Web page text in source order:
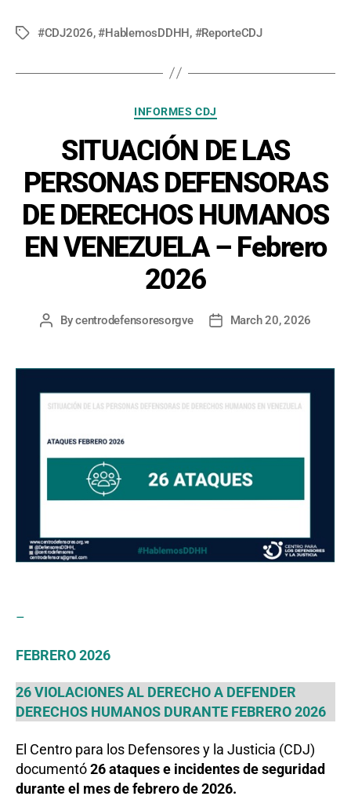
Tags#CDJ2026,#HablemosDDHH, #ReporteCDJ
Categories
INFORMES CDJ
SITUACIÓN DE LAS
PERSONAS DEFENSORAS
DE DERECHOS HUMANOS
EN VENEZUELA – Febrero
2026
PostBycentrodefensoresorgve
PostMarch 20, 2026
–
FEBRERO 2026
26 VIOLACIONES AL DERECHO A DEFENDER
DERECHOS HUMANOS DURANTE FEBRERO 2026
El Centro para los Defensores y la Justicia (CDJ)
documentó26 ataques e incidentes de seguridad
durante el mes de febrero de 2026.